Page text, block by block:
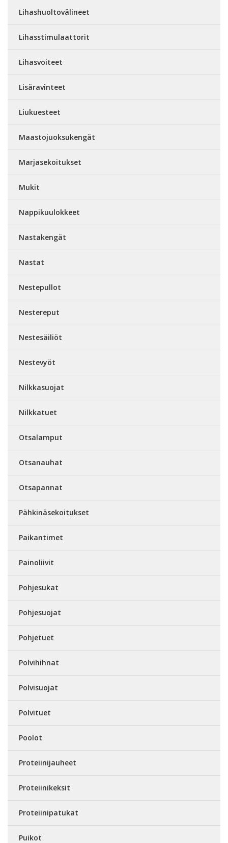
Lihashuoltovälineet
Lihasstimulaattorit
Lihasvoiteet
Lisäravinteet
Liukuesteet
Maastojuoksukengät
Marjasekoitukset
Mukit
Nappikuulokkeet
Nastakengät
Nastat
Nestepullot
Nestereput
Nestesäiliöt
Nestevyöt
Nilkkasuojat
Nilkkatuet
Otsalamput
Otsanauhat
Otsapannat
Pähkinäsekoitukset
Paikantimet
Painoliivit
Pohjesukat
Pohjesuojat
Pohjetuet
Polvihihnat
Polvisuojat
Polvituet
Poolot
Proteiinijauheet
Proteiinikeksit
Proteiinipatukat
Puikot